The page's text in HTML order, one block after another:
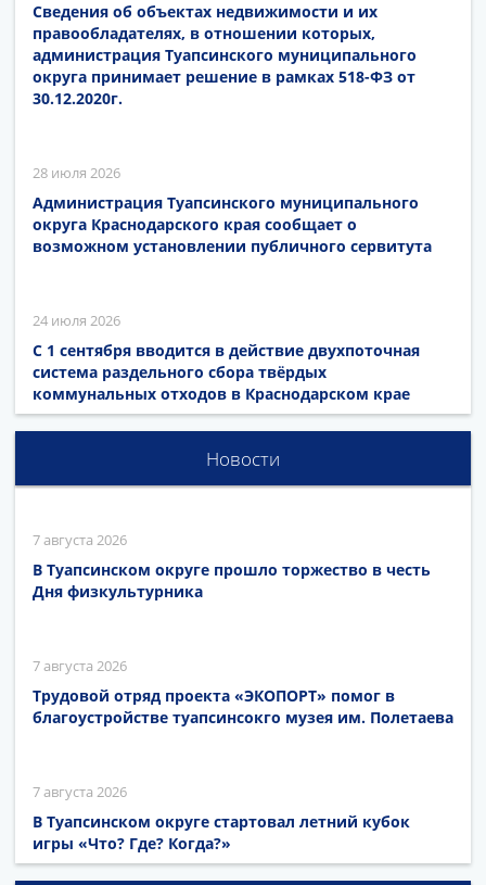
Сведения об объектах недвижимости и их
правообладателях, в отношении которых,
администрация Туапсинского муниципального
округа принимает решение в рамках 518-ФЗ от
30.12.2020г.
28 июля 2026
Администрация Туапсинского муниципального
округа Краснодарского края сообщает о
возможном установлении публичного сервитута
24 июля 2026
С 1 сентября вводится в действие двухпоточная
система раздельного сбора твёрдых
коммунальных отходов в Краснодарском крае
Новости
7 августа 2026
В Туапсинском округе прошло торжество в честь
Дня физкультурника
7 августа 2026
Трудовой отряд проекта «ЭКОПОРТ» помог в
благоустройстве туапсинсокго музея им. Полетаева
7 августа 2026
В Туапсинском округе стартовал летний кубок
игры «Что? Где? Когда?»